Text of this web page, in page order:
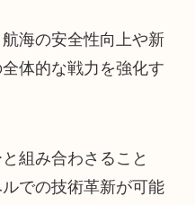
海の安全性向上や新
体的な戦力を強化す
組み合わさること
での技術革新が可能